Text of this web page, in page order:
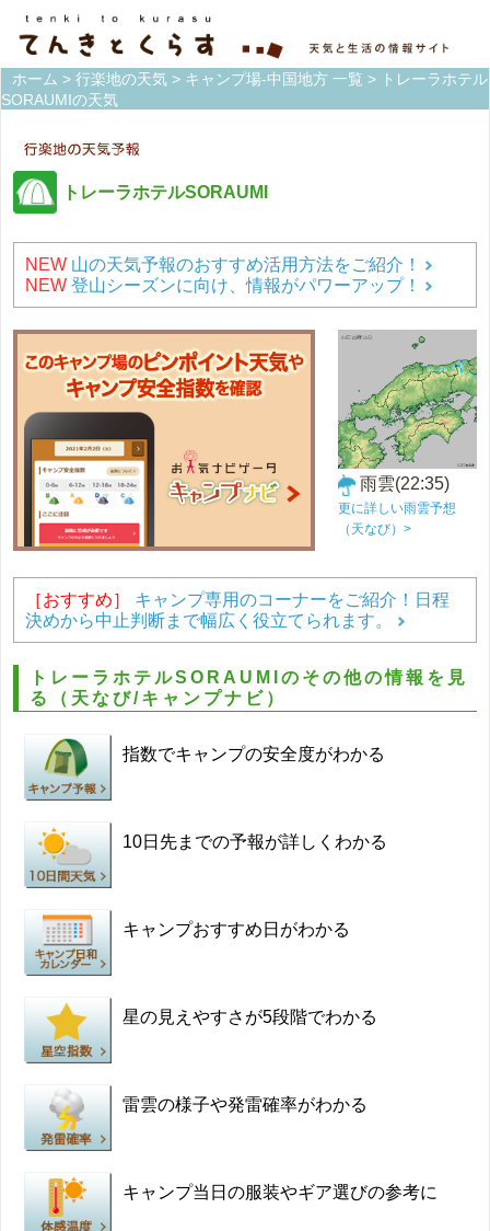
ホーム > 行楽地の天気 > キャンプ場-中国地方 一覧 > トレーラホテル
SORAUMIの天気
トレーラホテルSORAUMI
NEW 山の天気予報のおすすめ活用方法をご紹介！
NEW 登山シーズンに向け、情報がパワーアップ！
雨雲(22:35)
更に詳しい雨雲予想
（天なび）>
［おすすめ］
キャンプ専用のコーナーをご紹介！日程
決めから中止判断まで幅広く役立てられます。
トレーラホテルSORAUMIのその他の情報を見
る（天なび/キャンプナビ）
指数でキャンプの安全度がわかる
10日先までの予報が詳しくわかる
キャンプおすすめ日がわかる
星の見えやすさが5段階でわかる
雷雲の様子や発雷確率がわかる
キャンプ当日の服装やギア選びの参考に